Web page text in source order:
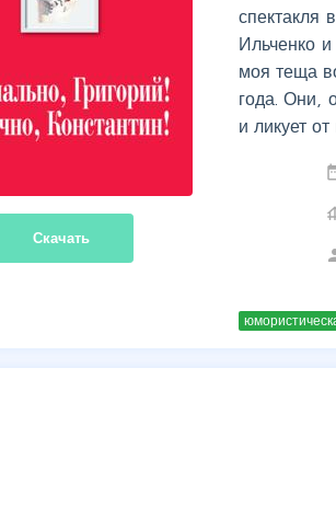
Скачать
спектакля
Ильченко
моя теща
года. Они,
и ликует